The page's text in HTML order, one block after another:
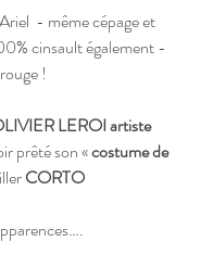
- même cépage et
cinsault également -
!
LEROI artiste
prêté son « costume de
CORTO